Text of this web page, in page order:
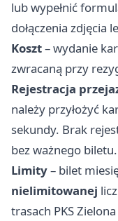
lub wypełnić
dołączenia zdjęcia
Koszt– wydanie
zwracaną przy
Rejestracja
należy przyłożyć
sekundy. Brak
bez ważnego biletu.
Limity– bilet
nielimitowanej
trasach PKS